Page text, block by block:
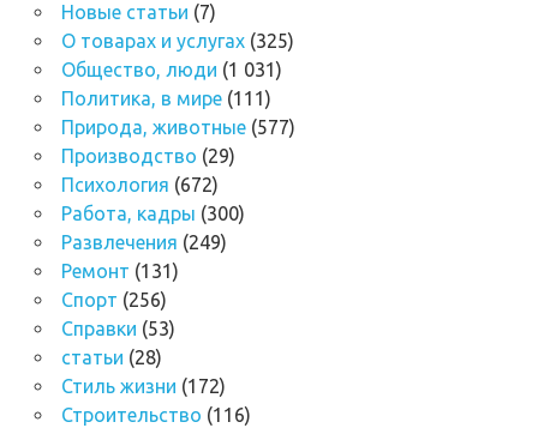
Новые статьи (7)
О товарах и услугах(325)
Общество, люди (1 031)
Политика, в мире(111)
Природа, животные(577)
Производство (29)
Психология (672)
Работа, кадры (300)
Развлечения (249)
Ремонт (131)
Спорт (256)
Справки (53)
статьи (28)
Стиль жизни (172)
Строительство (116)